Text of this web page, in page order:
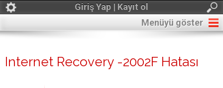
Giriş Yap | Kayıt ol
Menüyü göster
Internet Recovery -2002F Hatası